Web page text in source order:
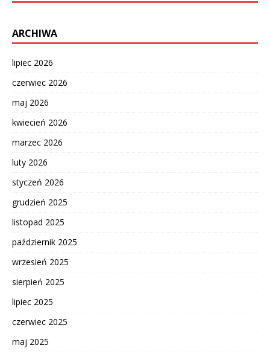
ARCHIWA
lipiec 2026
czerwiec 2026
maj 2026
kwiecień 2026
marzec 2026
luty 2026
styczeń 2026
grudzień 2025
listopad 2025
październik 2025
wrzesień 2025
sierpień 2025
lipiec 2025
czerwiec 2025
maj 2025